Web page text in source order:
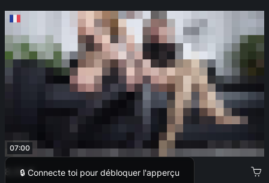
07:00
🔒 Connecte toi pour débloquer l'apperçu
8,00 €